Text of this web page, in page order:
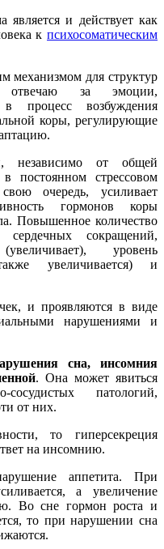
и действует как
кпсихосоматическим
механизмом для структур
отвечаю за эмоции,
процесс возбуждения
коры, регулирующие
независимо от общей
в постоянном стрессовом
очередь, усиливает
гормонов коры
Повышенное количество
сокращений,
уровень
увеличивается) и
и проявляются в виде
нарушениями и
сна, инсомния
. Она может явиться
патологий,
от них.
то гиперсекреция
на инсомнию.
аппетита. При
а увеличение
Во сне гормон роста и
то при нарушении сна